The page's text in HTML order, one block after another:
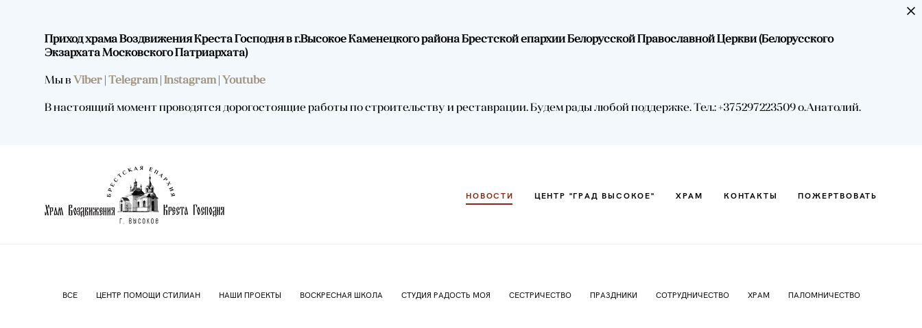
Приход храма Воздвижения Креста Господня в г.Высокое Каменецкого района Брестской епархии Белорусской Православной Церкви (Белорусского
Экзархата Московского Патриархата)
Мы в Viber | Telegram| Instagram| Youtube
В настоящий момент проводятся дорогостоящие работы по строительству и реставрации. Будем рады любой поддержке. Тел.: +375297223509 о.Анатолий.
НОВОСТИ ЦЕНТР "ГРАД ВЫСОКОЕ" ХРАМ КОНТАКТЫ ПОЖЕРТВОВАТЬ
ВСЕ ЦЕНТР ПОМОЩИ СТИЛИАН НАШИ ПРОЕКТЫ ВОСКРЕСНАЯ ШКОЛА СТУДИЯ РАДОСТЬ МОЯ СЕСТРИЧЕСТВО ПРАЗДНИКИ СОТРУДНИЧЕСТВО ХРАМ ПАЛОМНИЧЕСТВО